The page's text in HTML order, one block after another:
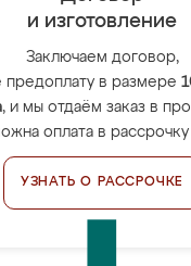
и изготовление
Заключаем договор,
предоплату в размере
, и мы отдаём заказ в
оплата в
УЗНАТЬ О РАССРОЧКЕ